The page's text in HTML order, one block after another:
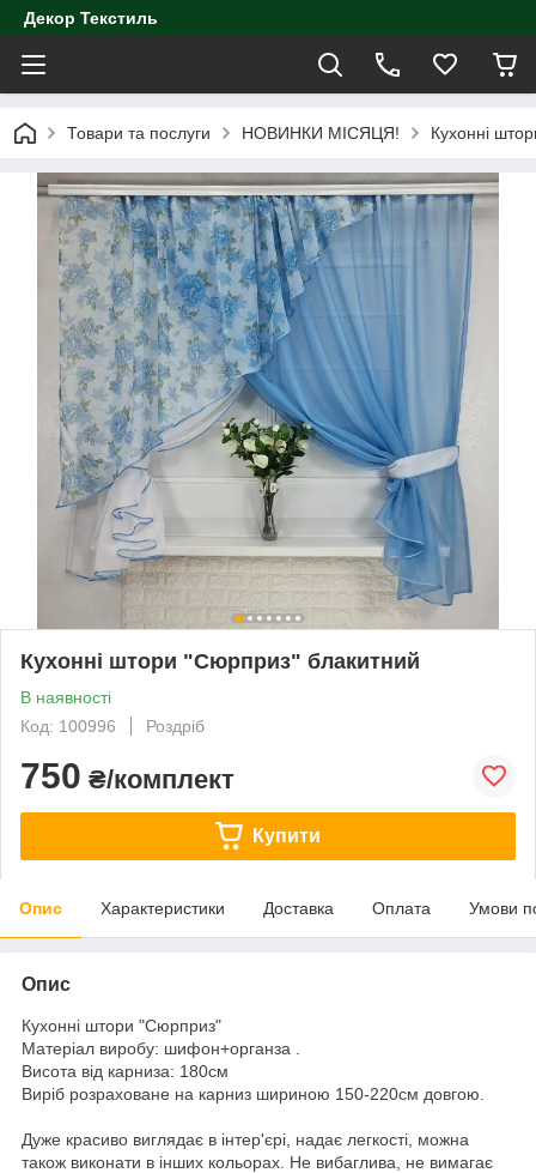
Декор Текстиль
Товари та послуги НОВИНКИ МІСЯЦЯ! Кухонні
Кухонні штори "Сюрприз" блакитний
В наявності
Код: 100996
Роздріб
750 ₴/комплект
Купити
Опис Характеристики Доставка Оплата Умови
Опис
Кухонні штори "Сюрприз"
Матеріал виробу: шифон+органза .
Висота від карниза: 180см
Виріб розраховане на карниз шириною 150-220см довгою.
Дуже красиво виглядає в інтер'єрі, надає легкості, можна
також виконати в інших кольорах. Не вибаглива, не вимагає